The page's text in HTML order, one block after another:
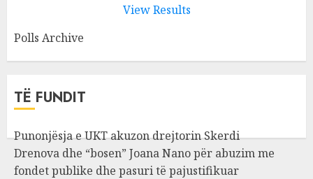
View Results
Polls Archive
TË FUNDIT
Punonjësja e UKT akuzon drejtorin Skerdi
Drenova dhe “bosen” Joana Nano për abuzim me
fondet publike dhe pasuri të pajustifikuar